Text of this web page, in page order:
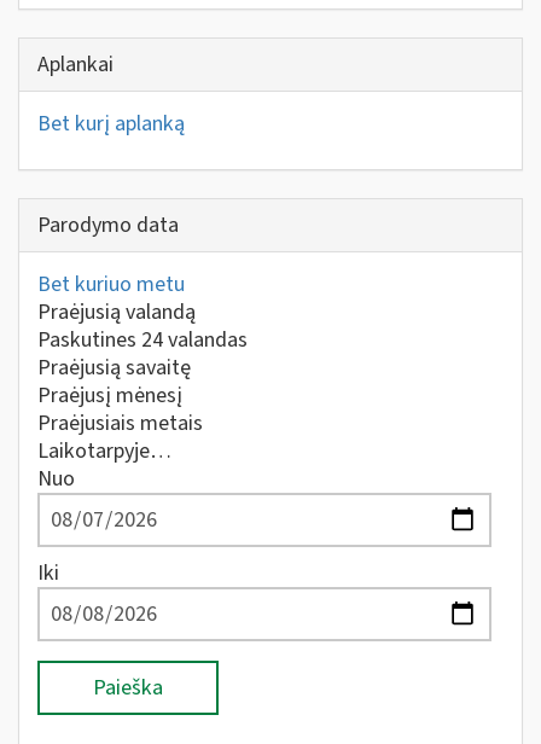
Aplankai
Bet kurį aplanką
Parodymo data
Bet kuriuo metu
Praėjusią valandą
Paskutines 24 valandas
Praėjusią savaitę
Praėjusį mėnesį
Praėjusiais metais
Laikotarpyje…
Nuo
Iki
Paieška